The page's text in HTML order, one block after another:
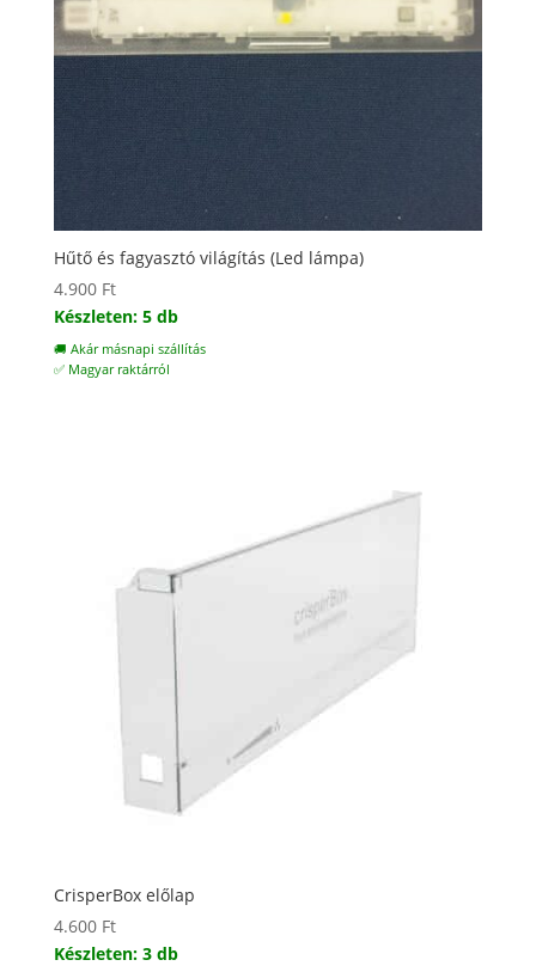
Hűtő és fagyasztó világítás (Led lámpa)
4.900 Ft
Készleten: 5 db
🚚 Akár másnapi szállítás
✅ Magyar raktárról
CrisperBox előlap
4.600 Ft
Készleten: 3 db